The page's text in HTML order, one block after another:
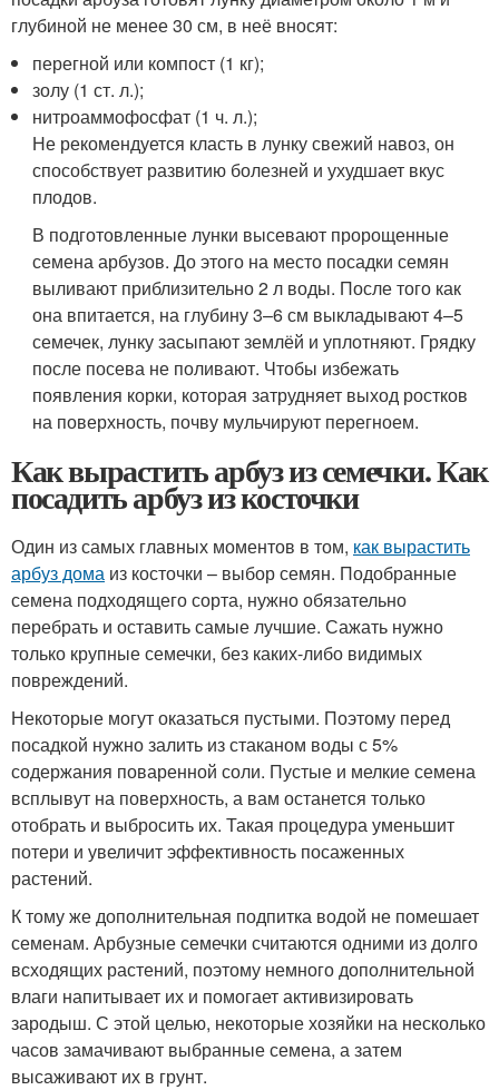
глубиной не менее 30 см, в неё вносят:
перегной или компост (1 кг);
золу (1 ст. л.);
нитроаммофосфат (1 ч. л.);
Не рекомендуется класть в лунку свежий навоз, он
способствует развитию болезней и ухудшает вкус
плодов.
В подготовленные лунки высевают пророщенные
семена арбузов. До этого на место посадки семян
выливают приблизительно 2 л воды. После того как
она впитается, на глубину 3–6 см выкладывают 4–5
семечек, лунку засыпают землёй и уплотняют. Грядку
после посева не поливают. Чтобы избежать
появления корки, которая затрудняет выход ростков
на поверхность, почву мульчируют перегноем.
Как вырастить арбуз из семечки. Как
посадить арбуз из косточки
Один из самых главных моментов в том, как вырастить
арбуз дома из косточки – выбор семян. Подобранные
семена подходящего сорта, нужно обязательно
перебрать и оставить самые лучшие. Сажать нужно
только крупные семечки, без каких-либо видимых
повреждений.
Некоторые могут оказаться пустыми. Поэтому перед
посадкой нужно залить из стаканом воды с 5%
содержания поваренной соли. Пустые и мелкие семена
всплывут на поверхность, а вам останется только
отобрать и выбросить их. Такая процедура уменьшит
потери и увеличит эффективность посаженных
растений.
К тому же дополнительная подпитка водой не помешает
семенам. Арбузные семечки считаются одними из долго
всходящих растений, поэтому немного дополнительной
влаги напитывает их и помогает активизировать
зародыш. С этой целью, некоторые хозяйки на несколько
часов замачивают выбранные семена, а затем
высаживают их в грунт.